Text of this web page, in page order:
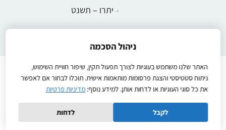
יתרו – תשנט
Instructions הוראות הפעלה יצירת קשר
להבין
שיעורים לתלמידים
תנאי שימוש באתר מדיניות פרטיות
Ⓒ2026כל הזכויות שמורות
Created by
ניהול הסכמה
האתר שלנו משתמש בעוגיות לצורך תפעול תקין, שיפור חוויית השימוש,
ניתוח סטטיסטי והצגת פרסומות מותאמות אישית. תוכלו לבחור אם לאפשר
את כל סוגי העוגיות או לדחות אותן. למידע נוסף:מדיניות פרטיות
לקבל לדחות